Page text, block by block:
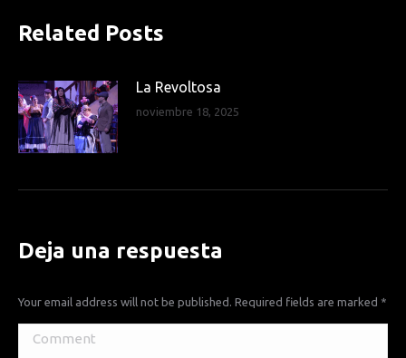
Related Posts
La Revoltosa
noviembre 18, 2025
Deja una respuesta
Your email address will not be published. Required fields are marked *
Comment